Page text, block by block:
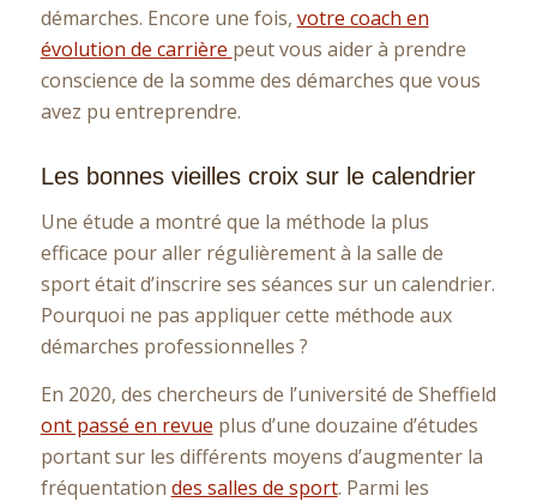
démarches. Encore une fois, votre coach en
évolution de carrière peut vous aider à prendre
conscience de la somme des démarches que vous
avez pu entreprendre.
Les bonnes vieilles croix sur le calendrier
Une étude a montré que la méthode la plus
efficace pour aller régulièrement à la salle de
sport était d’inscrire ses séances sur un calendrier.
Pourquoi ne pas appliquer cette méthode aux
démarches professionnelles ?
En 2020, des chercheurs de l’université de Sheffield
ont passé en revue plus d’une douzaine d’études
portant sur les différents moyens d’augmenter la
fréquentation des salles de sport. Parmi les